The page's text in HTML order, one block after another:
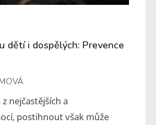
dětí i dospělých: Prevence
nejčastějších a
postihnout však může